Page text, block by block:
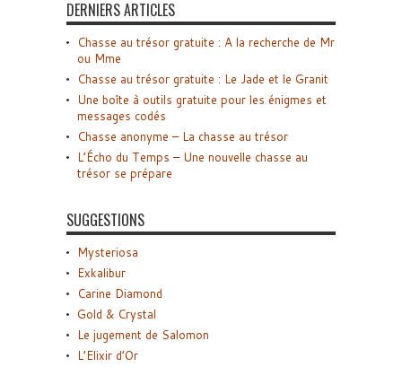
DERNIERS ARTICLES
Chasse au trésor gratuite : A la recherche de Mr
ou Mme
Chasse au trésor gratuite : Le Jade et le Granit
Une boîte à outils gratuite pour les énigmes et
messages codés
Chasse anonyme – La chasse au trésor
L’Écho du Temps – Une nouvelle chasse au
trésor se prépare
SUGGESTIONS
Mysteriosa
Exkalibur
Carine Diamond
Gold & Crystal
Le jugement de Salomon
L’Elixir d’Or